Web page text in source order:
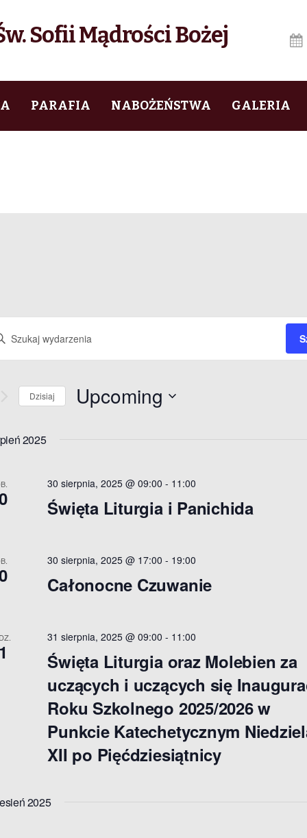
Sofii Mądrości Bożej
PARAFIA NABOŻEŃSTWA GALERIA
Dzisiaj Upcoming
e
z
t
ę
2025
30 sierpnia, 2025 @ 09:00 - 11:00
Święta Liturgia i Panichida
30 sierpnia, 2025 @ 17:00 - 19:00
Całonocne Czuwanie
31 sierpnia, 2025 @ 09:00 - 11:00
Święta Liturgia oraz Molebien za
uczących i uczących się
Roku Szkolnego 2025/2026 w
Punkcie Katechetycznym
XII po Pięćdziesiątnicy
2025